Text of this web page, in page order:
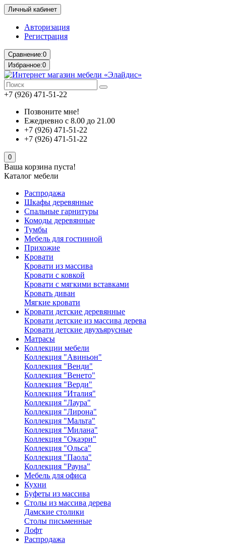
Личный кабинет
Авторизация
Регистрация
Сравнение:0
Избранное:0
+7 (926) 471-51-22
Позвоните мне!
Ежедневно с 8.00 до 21.00
+7 (926) 471-51-22
+7 (926) 471-51-22
0
Ваша корзина пуста!
Каталог мебели
Распродажа
Шкафы деревянные
Спальные гарнитуры
Комоды деревянные
Тумбы
Мебель для гостинной
Прихожие
Кровати
Кровати из массива
Кровати с ковкой
Кровати с мягкими вставками
Кровать диван
Мягкие кровати
Кровати детские деревянные
Кровати детские из массива дерева
Кровати детские двухъярусные
Матрасы
Коллекции мебели
Коллекция "Авиньон"
Коллекция "Венди"
Коллекция "Венето"
Коллекция "Верди"
Коллекция "Италия"
Коллекция "Лаура"
Коллекция "Лирона"
Коллекция "Мальта"
Коллекция "Милана"
Коллекция "Окаэри"
Коллекция "Ольса"
Коллекция "Паола"
Коллекция "Рауна"
Мебель для офиса
Кухни
Буфеты из массива
Столы из массива дерева
Дамские столики
Столы письменные
Лофт
Распродажа